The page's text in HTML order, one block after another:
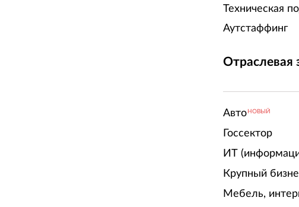
Техническая
Аутстаффинг
Отраслевая
Авто НОВЫЙ
Госсектор
ИТ
Крупный
Мебель,